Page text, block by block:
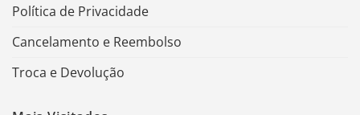
Política de Privacidade
Cancelamento e Reembolso
Troca e Devolução